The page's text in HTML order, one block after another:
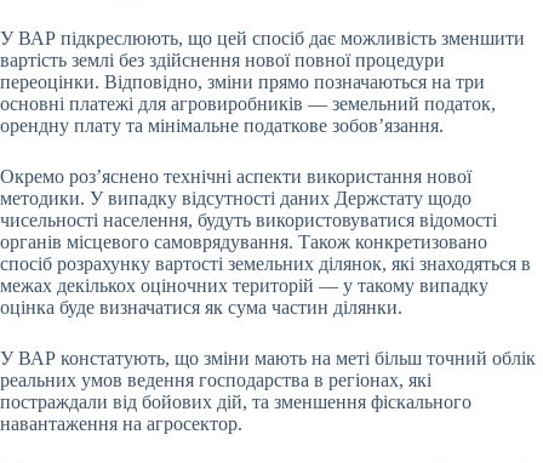
У ВАР підкреслюють, що цей спосіб дає можливість зменшити
вартість землі без здійснення нової повної процедури
переоцінки. Відповідно, зміни прямо позначаються на три
основні платежі для агровиробників — земельний податок,
орендну плату та мінімальне податкове зобов’язання.
Окремо роз’яснено технічні аспекти використання нової
методики. У випадку відсутності даних Держстату щодо
чисельності населення, будуть використовуватися відомості
органів місцевого самоврядування. Також конкретизовано
спосіб розрахунку вартості земельних ділянок, які знаходяться в
межах декількох оціночних територій — у такому випадку
оцінка буде визначатися як сума частин ділянки.
У ВАР констатують, що зміни мають на меті більш точний облік
реальних умов ведення господарства в регіонах, які
постраждали від бойових дій, та зменшення фіскального
навантаження на агросектор.